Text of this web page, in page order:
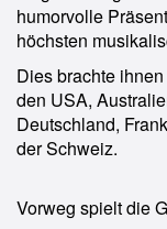
humorvolle
höchsten
Dies brachte
den USA,
Deutschland,
der Schweiz.
Vorweg spielt die